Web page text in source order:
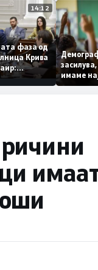
14:12
фаза од
Крива
Баир:
да заврши на
во слепа
имаме